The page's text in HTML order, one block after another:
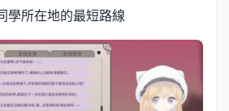
學所在地的最短路線